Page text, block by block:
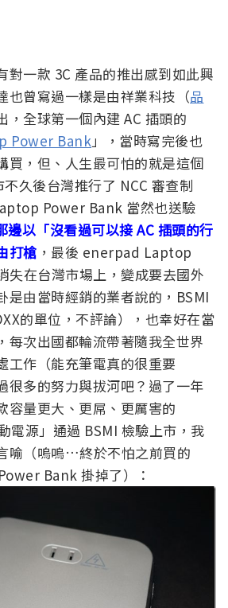
對一款 3C 產品的推出感到如此興
也曾寫過一樣是由祥業科技（品
，全球第一個內建 AC 插頭的
Power Bank」，當時寫完後也
買，但、人生最可怕的就是這個
不久後台灣推行了 NCC 審查制
Power Bank 當然也送驗
邊以「沒看過可以接 AC 插頭的行
打槍 ，最後 enerpad Laptop
失在台灣市場上，變成要去國外
是由當時經銷的業者說的，BSMI
的單位，不評論），也幸好在當
每次出國都輪流帶著隨我全世界
工作（能充筆電真的很重要
很多的努力與拔河吧？過了一年
容量更大、更屌、更厲害的
電源」通過 BSMI 檢驗上市，我
喻（嗚嗚…終於不怕之前買的
Bank 掛掉了）：